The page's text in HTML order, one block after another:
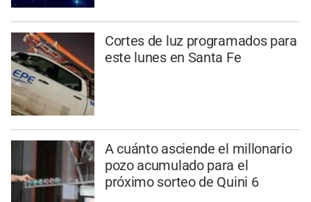
Cortes de luz programados para
este lunes en Santa Fe
A cuánto asciende el millonario
pozo acumulado para el
próximo sorteo de Quini 6